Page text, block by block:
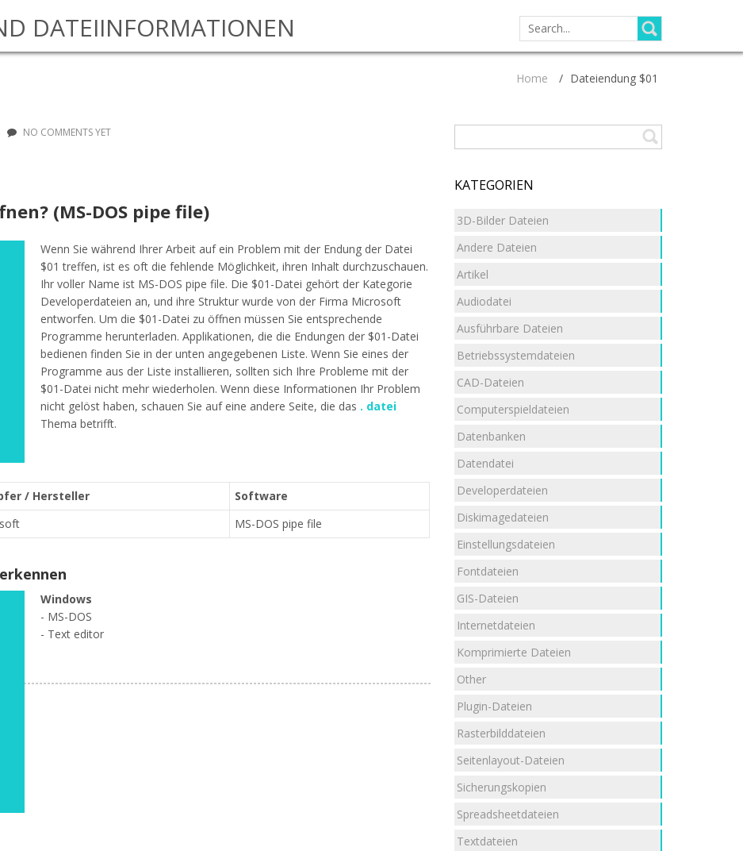
DATEIINFORMATIONEN
SEARCH
FOR:
Home / Dateiendung $01
NO COMMENTS YET
(MS-DOS pipe file)
Wenn Sie während Ihrer Arbeit auf ein Problem mit der Endung der Datei
$01 treffen, ist es oft die fehlende Möglichkeit, ihren Inhalt durchzuschauen.
Ihr voller Name ist MS-DOS pipe file. Die $01-Datei gehört der Kategorie
Developerdateien an, und ihre Struktur wurde von der Firma Microsoft
entworfen. Um die $01-Datei zu öffnen müssen Sie entsprechende
Programme herunterladen. Applikationen, die die Endungen der $01-Datei
bedienen finden Sie in der unten angegebenen Liste. Wenn Sie eines der
Programme aus der Liste installieren, sollten sich Ihre Probleme mit der
$01-Datei nicht mehr wiederholen. Wenn diese Informationen Ihr Problem
nicht gelöst haben, schauen Sie auf eine andere Seite, die das . datei
Thema betrifft.
/ Hersteller
Software
MS-DOS pipe file
Windows
- MS-DOS
- Text editor
KATEGORIEN
3D-Bilder Dateien
Andere Dateien
Artikel
Audiodatei
Ausführbare Dateien
Betriebssystemdateien
CAD-Dateien
Computerspieldateien
Datenbanken
Datendatei
Developerdateien
Diskimagedateien
Einstellungsdateien
Fontdateien
GIS-Dateien
Internetdateien
Komprimierte Dateien
Other
Plugin-Dateien
Rasterbilddateien
Seitenlayout-Dateien
Sicherungskopien
Spreadsheetdateien
Textdateien